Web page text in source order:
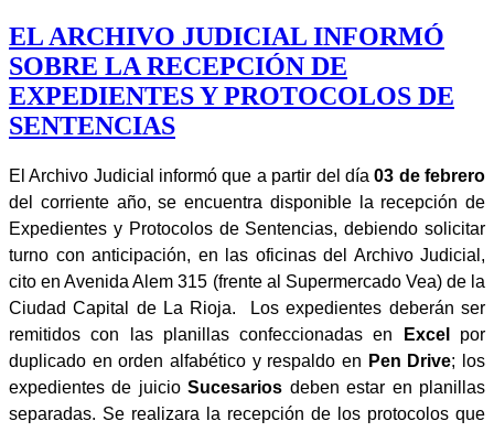
EL ARCHIVO JUDICIAL INFORMÓ
SOBRE LA RECEPCIÓN DE
EXPEDIENTES Y PROTOCOLOS DE
SENTENCIAS
El Archivo Judicial informó que a partir del día03 de febrero
del corriente año, se encuentra disponible la recepción de
Expedientes y Protocolos de Sentencias, debiendo solicitar
turno con anticipación, en las oficinas del Archivo Judicial,
cito en Avenida Alem 315 (frente al Supermercado Vea) de la
Ciudad Capital de La Rioja. Los expedientes deberán ser
remitidos con las planillas confeccionadas en
Excel
por
duplicado en orden alfabético y respaldo en Pen Drive; los
expedientes de juicioSucesarios deben estar en planillas
separadas. Se realizara la recepción de los protocolos que